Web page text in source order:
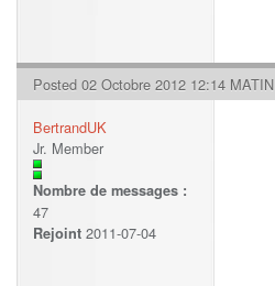
Posted 02 Octobre 2012 12:14 MATIN
BertrandUK
Jr. Member
Nombre de messages :
47
Rejoint 2011-07-04